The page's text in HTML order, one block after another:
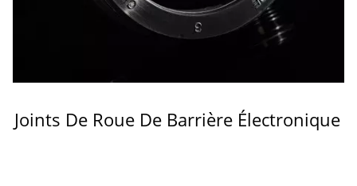
Joints De Roue De Barrière Électronique